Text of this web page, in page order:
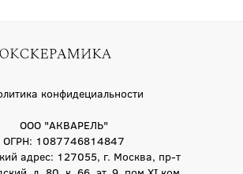
конфидециальности
ООО "АКВАРЕЛЬ"
ОГРН: 1087746814847
адрес: 127055, г. Москва, пр-т